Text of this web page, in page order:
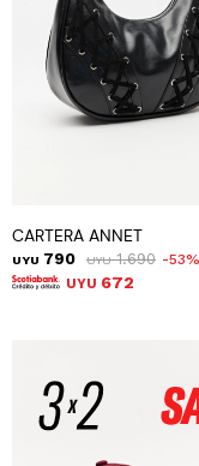
CARTERA ANNET
UYU 790 UYU 1.690 53
UYU 672